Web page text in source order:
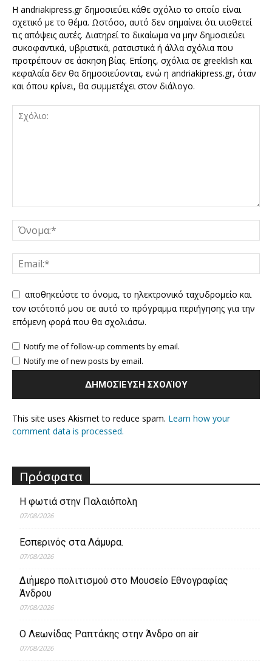
Η andriakipress.gr δημοσιεύει κάθε σχόλιο το οποίο είναι
σχετικό με το θέμα. Ωστόσο, αυτό δεν σημαίνει ότι υιοθετεί
τις απόψεις αυτές. Διατηρεί το δικαίωμα να μην δημοσιεύει
συκοφαντικά, υβριστικά, ρατσιστικά ή άλλα σχόλια που
προτρέπουν σε άσκηση βίας. Επίσης, σχόλια σε greeklish και
κεφαλαία δεν θα δημοσιεύονται, ενώ η andriakipress.gr, όταν
και όπου κρίνει, θα συμμετέχει στον διάλογο.
αποθηκεύστε το όνομα, το ηλεκτρονικό ταχυδρομείο και
τον ιστότοπό μου σε αυτό το πρόγραμμα περιήγησης για την
επόμενη φορά που θα σχολιάσω.
Notify me of follow-up comments by email.
Notify me of new posts by email.
This site uses Akismet to reduce spam. Learn how your
comment data is processed.
Πρόσφατα
Η φωτιά στην Παλαιόπολη
07/08/2026
Εσπερινός στα Λάμυρα.
07/08/2026
Διήμερο πολιτισμού στο Μουσείο Εθνογραφίας
Άνδρου
07/08/2026
Ο Λεωνίδας Ραπτάκης στην Άνδρο on air
07/08/2026